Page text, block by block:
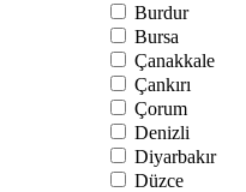
Burdur
Bursa
Çanakkale
Çankırı
Çorum
Denizli
Diyarbakır
Düzce